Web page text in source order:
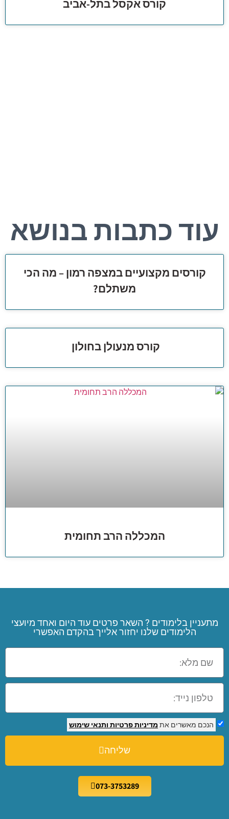
קורס אקסל בתל-אביב
עוד כתבות בנושא
קורסים מקצועיים במצפה רמון – מה הכי
משתלם?
קורס מנעולן בחולון
המכללה הרב תחומית
מתעניין בלימודים ? השאר פרטים עוד היום ואחד מיועצי
הלימודים שלנו יחזור אלייך בהקדם האפשרי
הנכם מאשרים את מדיניות פרטיות ותנאי שימוש
שליחה
073-3753289